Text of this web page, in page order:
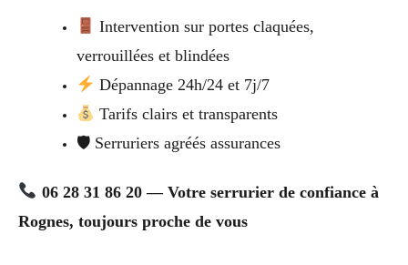
Intervention sur portes claquées,
verrouillées et blindées
Dépannage 24h/24 et 7j/7
Tarifs clairs et transparents
🛡 Serruriers agréés assurances
06 28 31 86 20 — Votre serrurier de confiance à
Rognes, toujours proche de vous